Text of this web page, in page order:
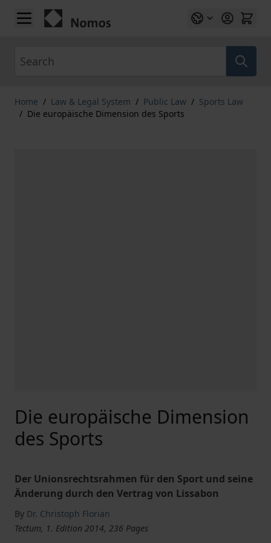
Skip to Content
Home / Law & Legal System / Public Law / Sports Law
/ Die europäische Dimension des Sports
Die europäische Dimension
des Sports
Der Unionsrechtsrahmen für den Sport und seine
Änderung durch den Vertrag von Lissabon
By Dr. Christoph Florian
Tectum, 1. Edition 2014, 236 Pages